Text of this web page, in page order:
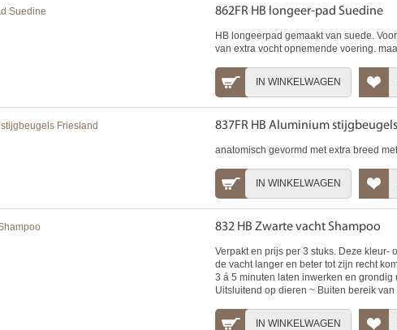
862FR HB longeer-pad Suedine
HB longeerpad gemaakt van suede.
van extra vocht opnemende voering.
IN WINKELWAGEN
837FR HB Aluminium
anatomisch gevormd met extra breed
IN WINKELWAGEN
832 HB Zwarte vacht Shampoo
Verpakt en prijs per 3 stuks. Deze
de vacht langer en beter tot zijn recht
3 á 5 minuten laten inwerken en
Uitsluitend op dieren ~ Buiten bereik
IN WINKELWAGEN